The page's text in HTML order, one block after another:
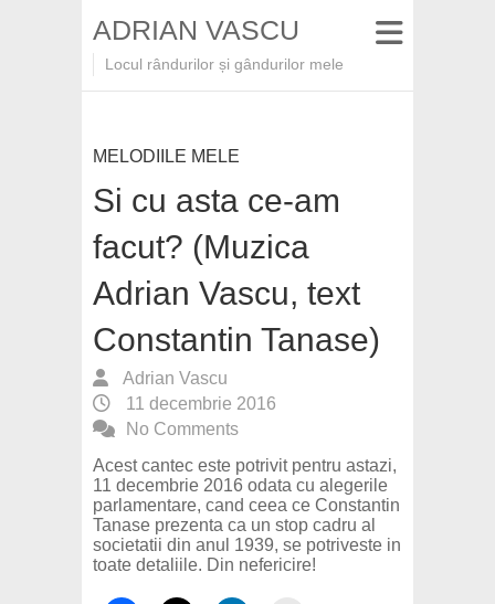
ADRIAN VASCU
Locul rândurilor și gândurilor mele
MELODIILE MELE
Si cu asta ce-am
facut? (Muzica
Adrian Vascu, text
Constantin Tanase)
Adrian Vascu
11 decembrie 2016
No Comments
Acest cantec este potrivit pentru astazi,
11 decembrie 2016 odata cu alegerile
parlamentare, cand ceea ce Constantin
Tanase prezenta ca un stop cadru al
societatii din anul 1939, se potriveste in
toate detaliile. Din nefericire!